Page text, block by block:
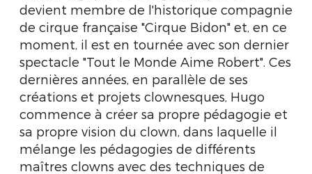
devient membre de l'historique compagnie
de cirque française "Cirque Bidon" et, en ce
moment, il est en tournée avec son dernier
spectacle "Tout le Monde Aime Robert". Ces
dernières années, en parallèle de ses
créations et projets clownesques, Hugo
commence à créer sa propre pédagogie et
sa propre vision du clown, dans laquelle il
mélange les pédagogies de différents
maîtres clowns avec des techniques de